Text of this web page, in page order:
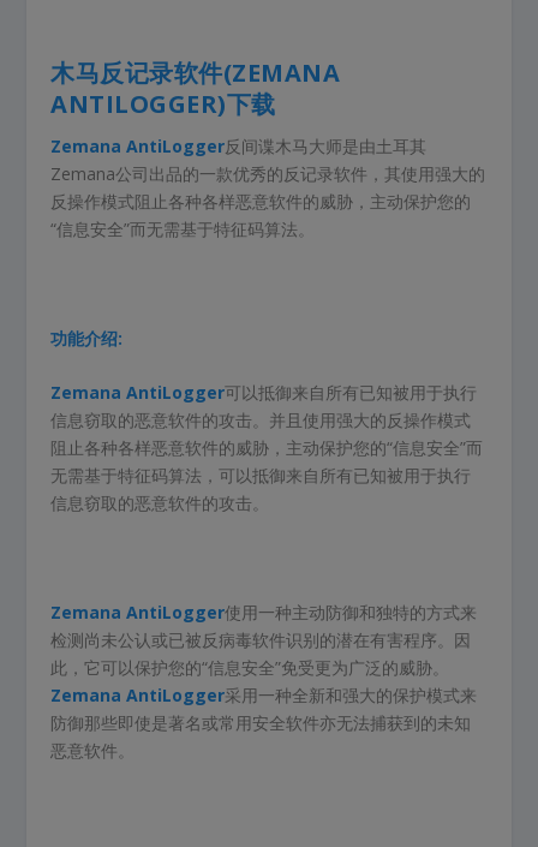
木马反记录软件(ZEMANA
ANTILOGGER)下载
Zemana AntiLogger反间谍木马大师是由土耳其
Zemana公司出品的一款优秀的反记录软件，其使用强大的
反操作模式阻止各种各样恶意软件的威胁，主动保护您的
“信息安全”而无需基于特征码算法。
功能介绍:
Zemana AntiLogger可以抵御来自所有已知被用于执行
信息窃取的恶意软件的攻击。并且使用强大的反操作模式
阻止各种各样恶意软件的威胁，主动保护您的“信息安全”而
无需基于特征码算法，可以抵御来自所有已知被用于执行
信息窃取的恶意软件的攻击。
Zemana AntiLogger使用一种主动防御和独特的方式来
检测尚未公认或已被反病毒软件识别的潜在有害程序。因
此，它可以保护您的“信息安全”免受更为广泛的威胁。
Zemana AntiLogger采用一种全新和强大的保护模式来
防御那些即使是著名或常用安全软件亦无法捕获到的未知
恶意软件。